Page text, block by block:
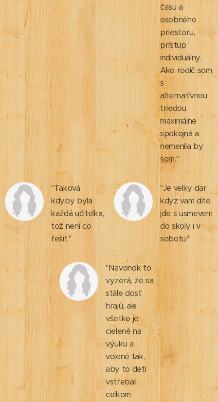
času a
osobného
priestoru,
prístup
individuálny.
Ako rodič som
s
alternatívnou
triedou
maximálne
spokojná a
nemenila by
som."
"Taková
kdyby byla
každá učitelka,
tož není co
řešit."
"Je velky dar
kdyz vam dite
jde s usmevem
do skoly i v
sobotu!"
"Navonok to
vyzerá, že sa
stále dosť
hrajú, ale
všetko je
cielené na
výuku a
volené tak,
aby to deti
vstrebali
celkom